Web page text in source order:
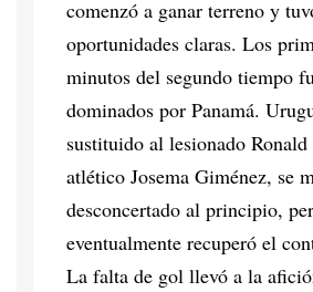
comenzó a ganar terreno y
oportunidades claras. Los
minutos del segundo tiempo
dominados por Panamá.
sustituido al lesionado
atlético Josema Giménez, se
desconcertado al principio,
eventualmente recuperó el
La falta de gol llevó a la